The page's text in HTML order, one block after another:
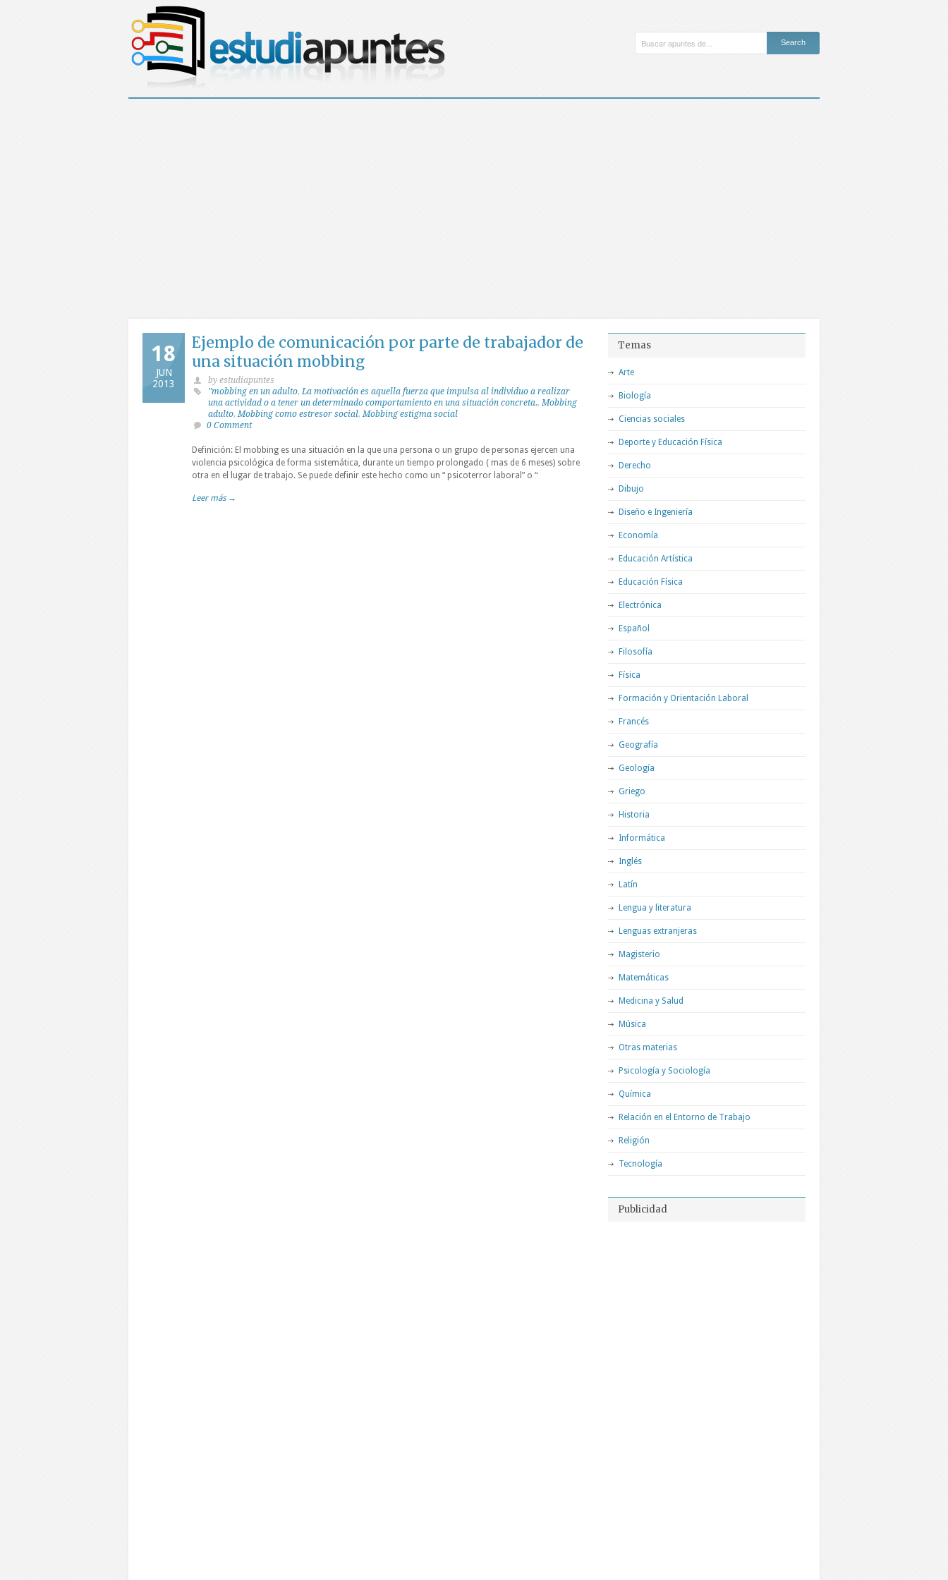
18
JUN
2013
Ejemplo de comunicación por parte de trabajador de
una situación mobbing
by estudiapuntes
"mobbing en un adulto,La motivación es aquella fuerza que impulsa al individuo a realizar
una actividad o a tener un determinado comportamiento en una situación concreta.,Mobbing
adulto,Mobbing como estresor social,Mobbing estigma social
0 Comment
Definición: El mobbing es una situación en la que una persona o un grupo de personas ejercen una
violencia psicológica de forma sistemática, durante un tiempo prolongado ( mas de 6 meses) sobre
otra en el lugar de trabajo. Se puede definir este hecho como un “ psicoterror laboral” o “
Leer más →
Temas
Arte
Biología
Ciencias sociales
Deporte y Educación Física
Derecho
Dibujo
Diseño e Ingeniería
Economía
Educación Artística
Educación Física
Electrónica
Español
Filosofía
Física
Formación y Orientación Laboral
Francés
Geografía
Geología
Griego
Historia
Informática
Inglés
Latín
Lengua y literatura
Lenguas extranjeras
Magisterio
Matemáticas
Medicina y Salud
Música
Otras materias
Psicología y Sociología
Química
Relación en el Entorno de Trabajo
Religión
Tecnología
Publicidad